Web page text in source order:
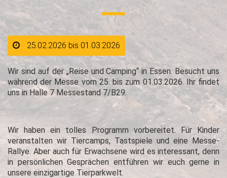
25.02.2026 bis 01.03.2026
Wir sind auf der „Reise und Camping“ in Essen. Besucht uns
während der Messe vom 25. bis zum 01.03.2026. Ihr findet
uns in Halle 7 Messestand 7/B29.
Wir haben ein tolles Programm vorbereitet. Für Kinder
veranstalten wir Tiercamps, Tastspiele und eine Messe-
Rallye. Aber auch für Erwachsene wird es interessant, denn
in persönlichen Gesprächen entführen wir euch gerne in
unsere einzigartige Tierparkwelt.